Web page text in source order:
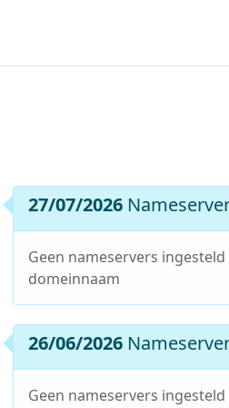
27/07/2026
Geen nameservers
domeinnaam
26/06/2026
Geen nameservers